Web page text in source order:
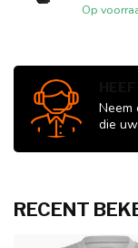
Op
Neem
die
RECENT